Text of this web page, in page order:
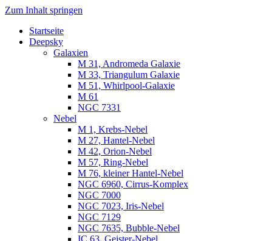
Zum Inhalt springen
Luvima – Astrofotografie
Astrofotografie in Norddeutschland
Startseite
Deepsky
Galaxien
M 31, Andromeda Galaxie
M 33, Triangulum Galaxie
M 51, Whirlpool-Galaxie
M 61
NGC 7331
Nebel
M 1, Krebs-Nebel
M 27, Hantel-Nebel
M 42, Orion-Nebel
M 57, Ring-Nebel
M 76, kleiner Hantel-Nebel
NGC 6960, Cirrus-Komplex
NGC 7000
NGC 7023, Iris-Nebel
NGC 7129
NGC 7635, Bubble-Nebel
IC 63, Geister-Nebel